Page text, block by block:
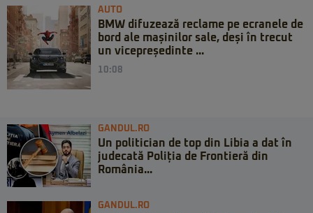
AUTO
BMW difuzează reclame pe ecranele de
bord ale mașinilor sale, deși în trecut
un vicepreședinte ...
10:08
GANDUL.RO
Un politician de top din Libia a dat în
judecată Poliția de Frontieră din
România...
GANDUL.RO